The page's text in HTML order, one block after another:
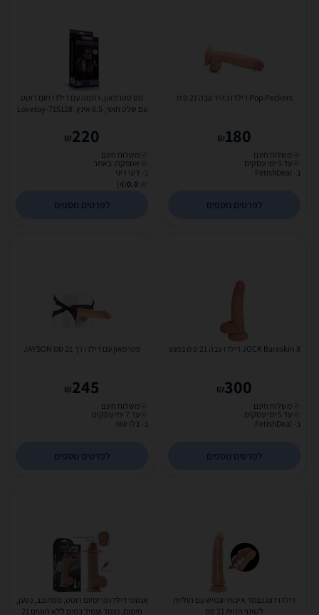
Pop Peckers דילדו בהיר עבה 21 ס מ
180
₪
משלוח חינם
עד 5 ימי עסקים
ב- FetishDeal
לפרטים נוספים
סט סטרפאון, רתמה עם דילדו חום רוטט
עם שלט חוטי, 8.5 אינץ. Lovetoy-715128
220
₪
משלוח חינם
אספקה: באתר
ב- דיגי דיגי
0.0
(4)
לפרטים נוספים
JOCK Bareskin 8 דילדו עבה 21 ס מ במגע
300
₪
משלוח חינם
עד 5 ימי עסקים
ב- FetishDeal
לפרטים נוספים
סטרפאון עם דילדו רך 21 סמ JAYSON
245
₪
משלוח חינם
עד 7 ימי עסקים
ב- בלו שופ
לפרטים נוספים
דילדו דונג נצמד איכותי וגמיש עם חוליות
לשינוי הזוית 21 סמ
אנטוני דילדו פרימיום רוטט, מסתובב, נטען,
חימום, נצמד ועמיד במים ללא חוטים 21